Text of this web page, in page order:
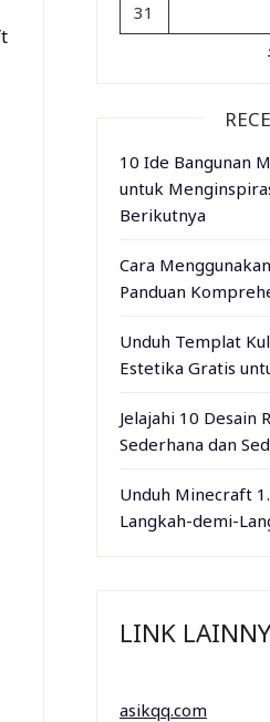
31
10 Ide Bangunan
untuk
Berikutnya
Cara
Panduan
Unduh Templat
Estetika Gratis
Jelajahi 10 Desain
Sederhana dan
Unduh Minecraft
Langkah-demi-
LINK
asikqq.com